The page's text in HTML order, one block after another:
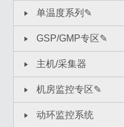
单温度系列✎
GSP/GMP专区✎
主机/采集器
机房监控专区✎
动环监控系统